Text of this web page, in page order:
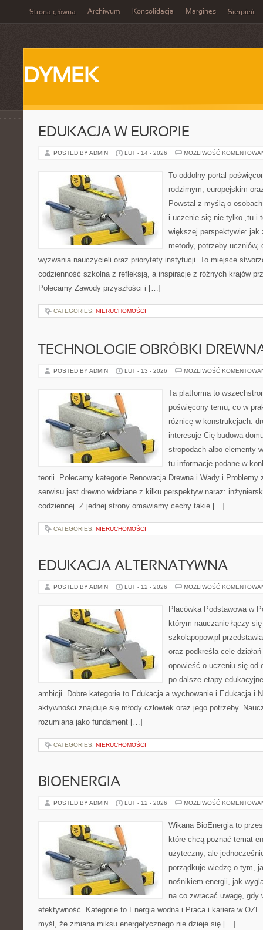
Strona główna Archiwum Konsolidacja Margines Sierpień
DYMEK
EDUKACJA W EUROPIE
POSTED BY ADMIN LUT - 14 - 2026 MOŻLIWOŚĆ
To oddolny portal
rodzimym, europejskim
Powstał z myślą o
i uczenie się nie tylko „tu i
większej perspektywie: jak
metody, potrzeby uczniów,
wyzwania nauczycieli oraz priorytety instytucji. To miejsce
codzienność szkolną z refleksją, a inspiracje z różnych krajów
Polecamy Zawody przyszłości i […]
CATEGORIES: NIERUCHOMOŚCI
TECHNOLOGIE OBRÓBKI
POSTED BY ADMIN LUT - 13 - 2026 MOŻLIWOŚĆ
Ta platforma to
poświęcony temu, co w
różnicę w konstrukcjach:
interesuje Cię budowa
stropodach albo elementy
tu informacje podane w
teorii. Polecamy kategorie Renowacja Drewna i Wady i Problemy
serwisu jest drewno widziane z kilku perspektyw naraz:
codziennej. Z jednej strony omawiamy cechy takie […]
CATEGORIES: NIERUCHOMOŚCI
EDUKACJA ALTERNATYWNA
POSTED BY ADMIN LUT - 12 - 2026 MOŻLIWOŚĆ
Placówka Podstawowa w
którym nauczanie łączy
szkolapopow.pl
oraz podkreśla cele
opowieść o uczeniu się od
po dalsze etapy
ambicji. Dobre kategorie to Edukacja a wychowanie i Edukacja i
aktywności znajduje się młody człowiek oraz jego potrzeby.
rozumiana jako fundament […]
CATEGORIES: NIERUCHOMOŚCI
BIOENERGIA
POSTED BY ADMIN LUT - 12 - 2026 MOŻLIWOŚĆ
Wikana BioEnergia to
które chcą poznać temat
użyteczny, ale
porządkuje wiedzę o tym,
nośnikiem energii, jak
na co zwracać uwagę, gdy
efektywność. Kategorie to Energia wodna i Praca i kariera w
myśl, że zmiana miksu energetycznego nie dzieje się […]